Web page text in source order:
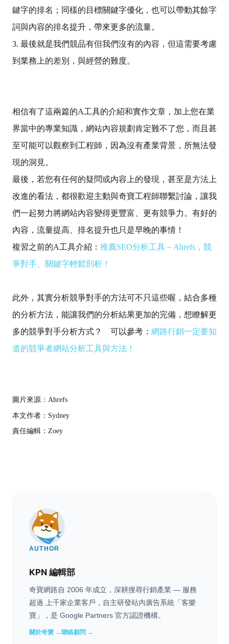
鍵字的排名；同樣的目標關鍵字優化，也可以帶動其餘字
詞與內容的排名提升，帶來更多的流量。
3. 最後就是我們競品有但我們沒有的內容，但這需要考慮
到業務上的差別，與經營的難度。
相信有了這兩篇的A工具的介紹和實作文章，加上您在業
界當中的專業知識，網站內容規劃肯定難不了您，而且甚
至可能可以觀察到工程師，因為沒有產業背景，所無法發
現的洞見。
最後，若您有任何的疑問或內容上的發現，甚至是方法上
改進的看法，都很歡迎主動與奇寶工程師聯繫討論，讓我
們一起努力將網站內容變得更豐富、更有競爭力。有好的
內容，流量提高、排名提升也只是早晚的事情！
複習之前的A工具介紹： 推薦SEO分析工具－Ahrefs，競
爭對手、關鍵字輕鬆剖析！
此外，其實分析競爭對手的方法可不只這些喔，結合多種
的分析方法，能讓我們的分析結果更加的完備，想瞭解更
多的競爭對手分析方式？ 可以參考： 網路行銷一定要知
道的競爭者網站分析工具與方法！
圖片來源：Ahrefs
本文作者：Sydney
責任編輯：Zoey
AUTHOR
KPN 編輯部
奇寶網路自 2006 年成立，深耕搜尋行銷產業 — 服務
超過 上千家企業客戶，自主研發站內廣告系統「客樂
寶」，是 Google Partners 官方認證機構。
關於奇寶 →聯絡顧問 →